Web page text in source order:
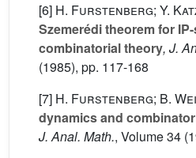
[6] H. Furstenberg; Y.
Szemerédi theorem for
combinatorial theory, J.
(1985), pp. 117-168
[7] H. Furstenberg; B.
dynamics and
J. Anal. Math., Volume 34